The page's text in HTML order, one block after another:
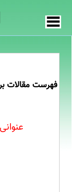
فهرست مقالات